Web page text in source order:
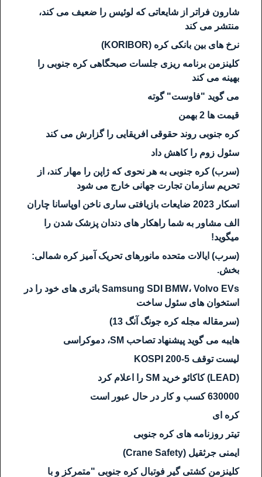
شارون فراتر از شایعاتی که لوئیس را ضعیف می کند،
منتشر می کند
نرخ های بین بانکی کره (KORIBOR)
کلینزمن برنامه ریزی جلسات صبحگاهی کره جنوبی را
بهینه می کند
می گوید "فاوست" گوته
قیمت ها 2 بهمن
کره جنوبی روند حقوقی افریقایی را گزارش می کند
سئول زوم را کاهش داد
(سرب) کره جنوبی به هر نحوی که ژاپن را مهار کند، از
تحریم سازمان تجارت جهانی خارج می شود
اسکار 2023 ضایعات بازیافتی ساری ناخن اوپاسانا چاران
الف مشاور به شما راهکار های دندان پزشک شدن را
میگوید!
(سرب) ایالات متحده مانورهای تحریک آمیز کره شمالی:
بخش.
Samsung SDI BMW، Volvo EVs باتری های خود را در
استخوان های سئول ساخت
(سرمقاله مجله کره جونگ آنگ 13)
هایبه می گوید پیشنهاد تصاحب SM، دموکراسی
لیست توقف KOSPI 200-5
(LEAD) کاکائو خرید SM را اعلام کرد
630000 کسب و کار در حال عبور است
کره ای
تیتر روزنامه های کره جنوبی
ایمنی جرثقیل (Crane Safety)
کلینزمن کشتی گیر فوتبال کره جنوبی "متمرکز و با